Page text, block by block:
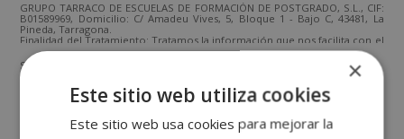
GRUPO TARRACO DE ESCUELAS DE FORMACIÓN DE POSTGRADO, S.L., CIF:
B01589969, Domicilio: C/ Amadeu Vives, 5, Bloque 1 - Bajo C, 43481, La
Pineda, Tarragona.
Finalidad del Tratamiento: Tratamos la información que nos facilita con el
fin de enviarle correos electrónicos de tipo comercial relacionado con
los productos ofrecidos y otros tipo de productos que fueran de su
interés.
Derechos: Puede ejercitar sus derechos identificándose suficientemente,
dirigiéndose a la dirección direccion@grupotarraco.com.
Desea recibir información comercial (vía telefónica y/o email):
SÍ ×
Este sitio web utiliza cookies
Este sitio web usa cookies para mejorar la